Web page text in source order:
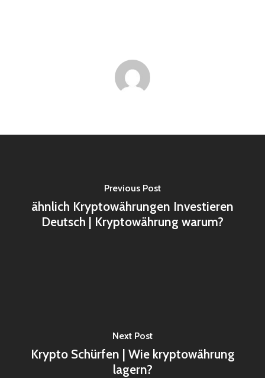
Previous Post
ähnlich Kryptowährungen Investieren
Deutsch | Kryptowährung warum?
Next Post
Krypto Schürfen | Wie kryptowährung
lagern?